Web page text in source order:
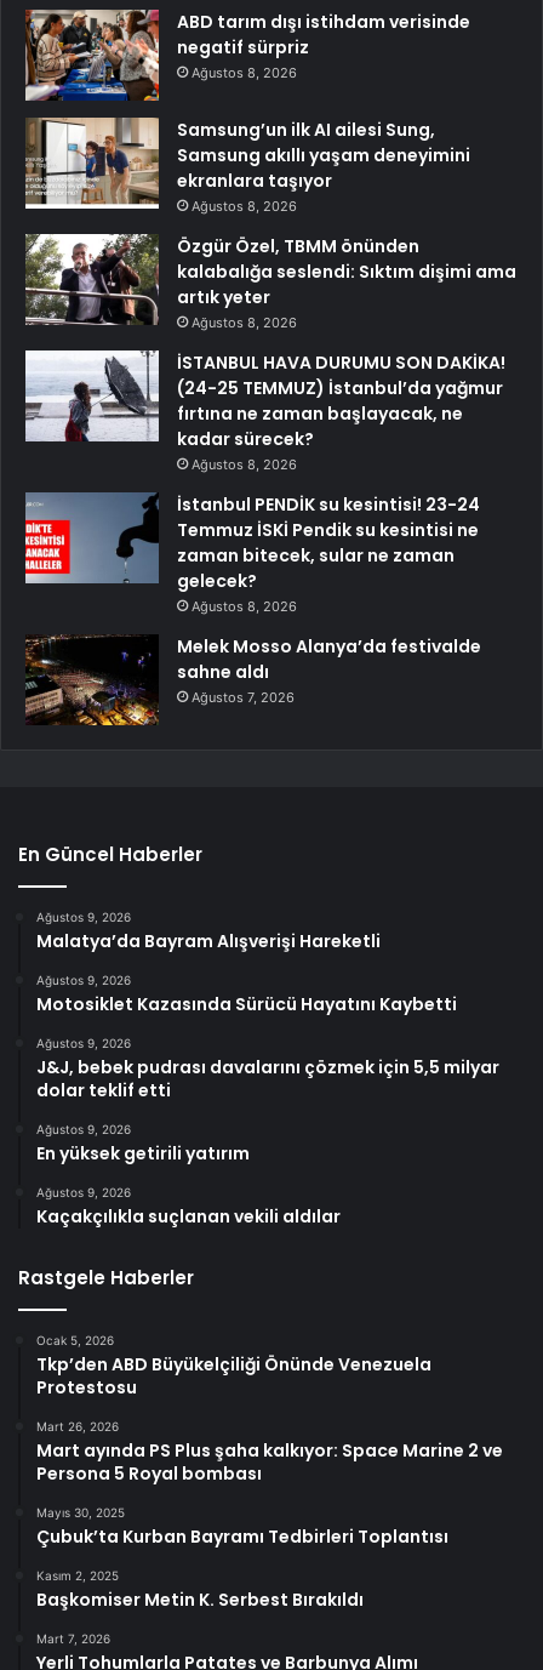
ABD tarım dışı istihdam verisinde
negatif sürpriz
Ağustos 8, 2026
Samsung’un ilk AI ailesi Sung,
Samsung akıllı yaşam deneyimini
ekranlara taşıyor
Ağustos 8, 2026
Özgür Özel, TBMM önünden
kalabalığa seslendi: Sıktım dişimi ama
artık yeter
Ağustos 8, 2026
İSTANBUL HAVA DURUMU SON DAKİKA!
(24-25 TEMMUZ) İstanbul’da yağmur
fırtına ne zaman başlayacak, ne
kadar sürecek?
Ağustos 8, 2026
İstanbul PENDİK su kesintisi! 23-24
Temmuz İSKİ Pendik su kesintisi ne
zaman bitecek, sular ne zaman
gelecek?
Ağustos 8, 2026
Melek Mosso Alanya’da festivalde
sahne aldı
Ağustos 7, 2026
En Güncel Haberler
Ağustos 9, 2026
Malatya’da Bayram Alışverişi Hareketli
Ağustos 9, 2026
Motosiklet Kazasında Sürücü Hayatını Kaybetti
Ağustos 9, 2026
J&J, bebek pudrası davalarını çözmek için 5,5 milyar
dolar teklif etti
Ağustos 9, 2026
En yüksek getirili yatırım
Ağustos 9, 2026
Kaçakçılıkla suçlanan vekili aldılar
Rastgele Haberler
Ocak 5, 2026
Tkp’den ABD Büyükelçiliği Önünde Venezuela
Protestosu
Mart 26, 2026
Mart ayında PS Plus şaha kalkıyor: Space Marine 2 ve
Persona 5 Royal bombası
Mayıs 30, 2025
Çubuk’ta Kurban Bayramı Tedbirleri Toplantısı
Kasım 2, 2025
Başkomiser Metin K. Serbest Bırakıldı
Mart 7, 2026
Yerli Tohumlarla Patates ve Barbunya Alımı